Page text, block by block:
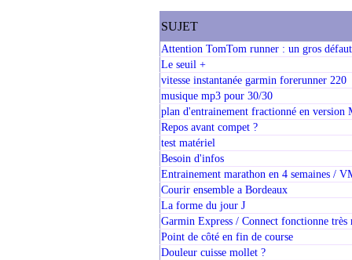
SUJET
Attention TomTom runner : un gros
Le seuil +
vitesse instantanée garmin forerunner 220
musique mp3 pour 30/30
plan d'entrainement fractionné en version
Repos avant compet ?
test matériel
Besoin d'infos
Entrainement marathon en 4 semaines /
Courir ensemble a Bordeaux
La forme du jour J
Garmin Express / Connect fonctionne très
Point de côté en fin de course
Douleur cuisse mollet ?